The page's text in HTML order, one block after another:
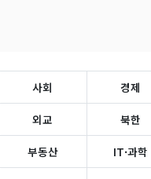
사회 경제
외교 북한
부동산 IT·과학